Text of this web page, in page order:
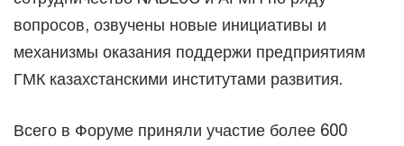
вопросов, озвучены новые инициативы и
механизмы оказания поддержи предприятиям
ГМК казахстанскими институтами развития.
Всего в Форуме приняли участие более 600